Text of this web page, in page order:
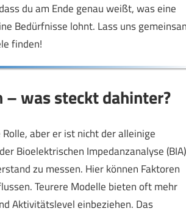
du am Ende genau weißt, was eine
Bedürfnisse lohnt. Lass uns
finden!
was steckt dahinter?
aber er ist nicht der alleinige
Bioelektrischen Impedanzanalyse
zu messen. Hier können Faktoren
Teurere Modelle bieten oft mehr
Aktivitätslevel einbeziehen. Das